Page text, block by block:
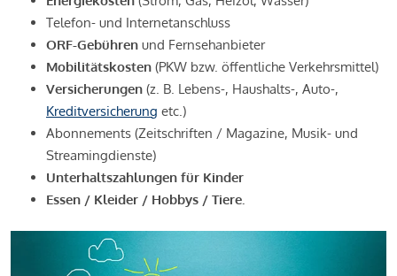
Telefon- und Internetanschluss
ORF-Gebühren und Fernsehanbieter
Mobilitätskosten (PKW bzw. öffentliche Verkehrsmittel)
Versicherungen (z. B. Lebens-, Haushalts-, Auto-,
Kreditversicherung etc.)
Abonnements (Zeitschriften / Magazine, Musik- und
Streamingdienste)
Unterhaltszahlungen für Kinder
Essen / Kleider / Hobbys / Tiere.